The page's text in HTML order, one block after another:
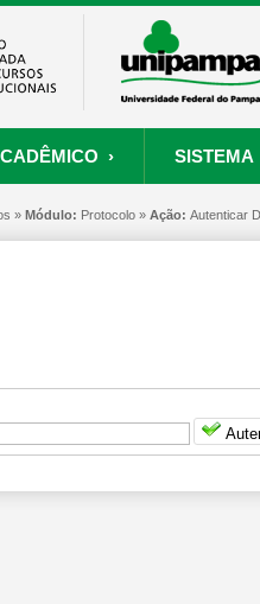
HUMANOS PROCESSOS
› SISTEMA
» Módulo: Protocolo » Ação: Autenticar